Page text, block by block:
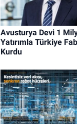
Avusturya Devi 1
Yatırımla Türkiye
Kurdu